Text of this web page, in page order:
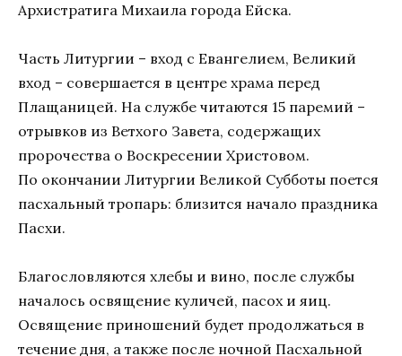
Архистратига Михаила города Ейска.
Часть Литургии – вход с Евангелием, Великий
вход – совершается в центре храма перед
Плащаницей. На службе читаются 15 паремий –
отрывков из Ветхого Завета, содержащих
пророчества о Воскресении Христовом.
По окончании Литургии Великой Субботы поется
пасхальный тропарь: близится начало праздника
Пасхи.
Благословляются хлебы и вино, после службы
началось освящение куличей, пасох и яиц.
Освящение приношений будет продолжаться в
течение дня, а также после ночной Пасхальной